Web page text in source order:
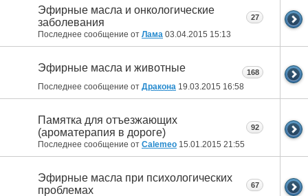
Эфирные масла и онкологические
заболевания
Последнее сообщение от Лама 03.04.2015 15:13
27
Эфирные масла и животные
Последнее сообщение от Дракона 19.03.2015 16:58
168
Памятка для отъезжающих
(ароматерапия в дороге)
Последнее сообщение от Calemeo 15.01.2015 21:55
92
Эфирные масла при психологических
проблемах
67